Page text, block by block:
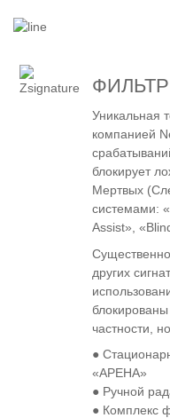
Уникальная
компанией
блокирует
Мертвых
системами:
Assist»,
других
частности,
●
«АРЕНА»
● Ручной
● Комплекс